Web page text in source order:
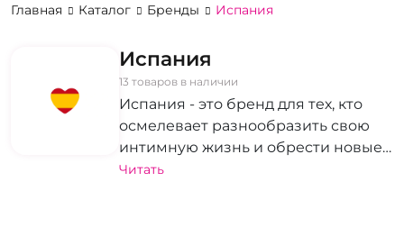
Главная Каталог Бренды Испания
Испания
13 товаров в наличии
Испания - это бренд для тех, кто
осмелевает разнообразить свою
интимную жизнь и обрести новые
грани удовольствия. В
Читать